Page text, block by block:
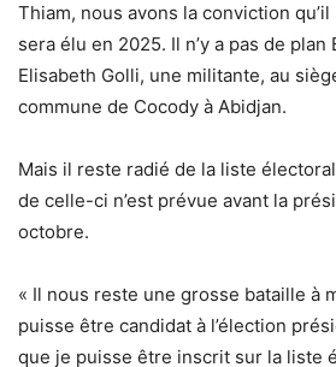
Thiam, nous avons la conviction qu’il
sera élu en 2025. Il n’y a pas de plan
Elisabeth Golli, une militante, au
commune de Cocody à Abidjan.
Mais il reste radié de la liste
de celle-ci n’est prévue avant la
octobre.
« Il nous reste une grosse bataille à
puisse être candidat à l’élection
que je puisse être inscrit sur la liste